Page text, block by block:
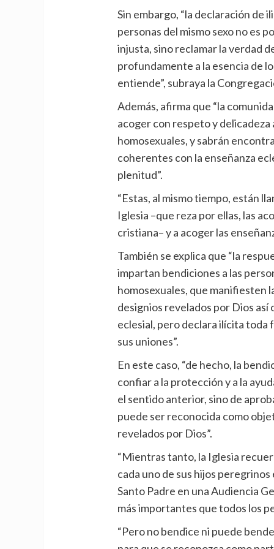
Sin embargo, “la declaración de
personas del mismo sexo no es
injusta, sino reclamar la verdad
profundamente a la esencia de
entiende”, subraya la
Además, afirma que “la
acoger con respeto y
homosexuales, y sabrán
coherentes con la enseñanza
plenitud”.
“Estas, al mismo tiempo, están
Iglesia –que reza por ellas, las
cristiana– y a acoger las
También se explica que “la
impartan bendiciones a las
homosexuales, que manifiesten
designios revelados por Dios así
eclesial, pero declara ilícita
sus uniones”.
En este caso, “de hecho, la
confiar a la protección y a la
el sentido anterior, sino de
puede ser reconocida como
revelados por Dios”.
“Mientras tanto, la Iglesia
cada uno de sus hijos
Santo Padre en una Audiencia
más importantes que todos los
“Pero no bendice ni puede